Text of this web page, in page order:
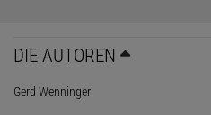
DIE AUTOREN
Gerd Wenninger